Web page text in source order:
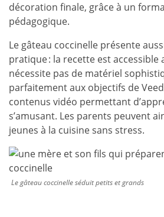
décoration finale, grâce à un
pédagogique.
Le gâteau coccinelle présente
pratique : la recette est
nécessite pas de matériel
parfaitement aux objectifs de
contenus vidéo permettant
s’amusant. Les parents peuvent
jeunes à la cuisine sans stress.
Le gâteau coccinelle séduit petits et grands